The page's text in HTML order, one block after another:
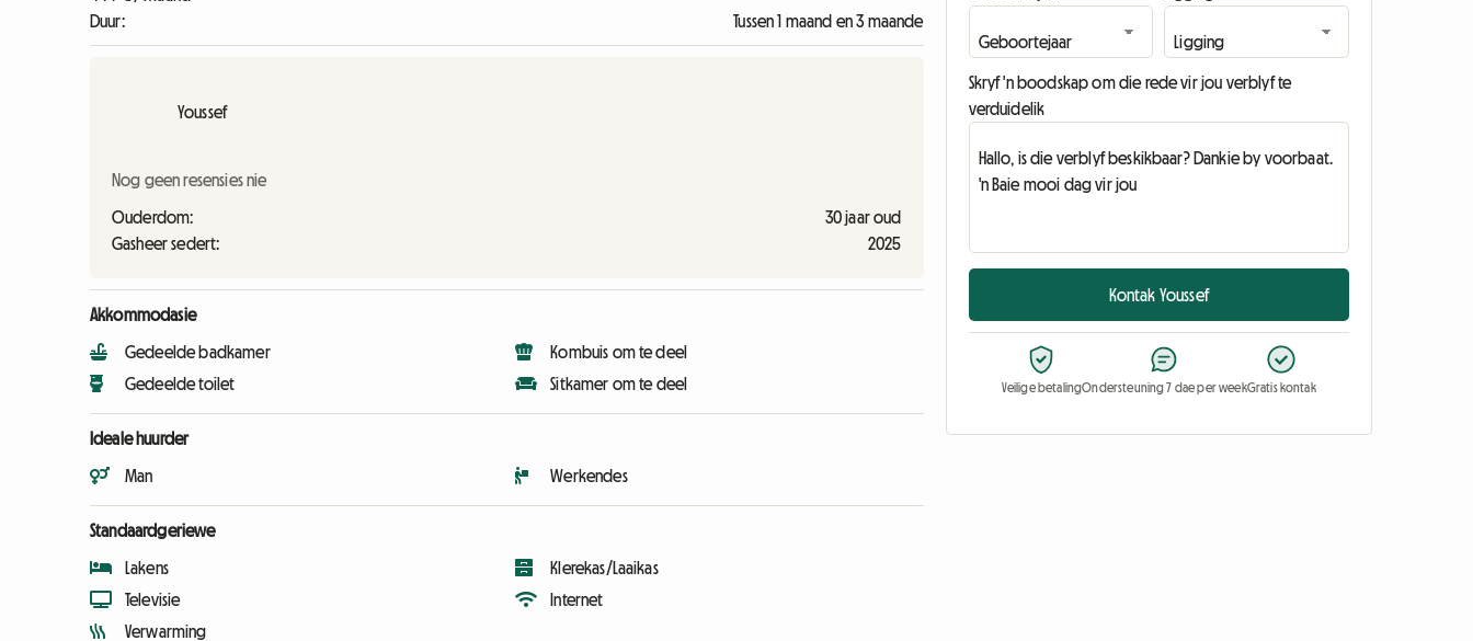
Duur:
Tussen 1 maand en 3 maande
Youssef
Nog geen resensies nie
Ouderdom:
30 jaar oud
Gasheer sedert:
2025
Akkommodasie
Gedeelde badkamer
Gedeelde toilet
Kombuis om te deel
Sitkamer om te deel
Ideale huurder
Man Werkendes
Standaardgeriewe
Lakens
Televisie
Verwarming
Klerekas/Laaikas
Internet
Skryf 'n boodskap om die rede vir jou verblyf te
verduidelik
Kontak Youssef
Veilige betalingOndersteuning 7 dae per weekGratis kontak